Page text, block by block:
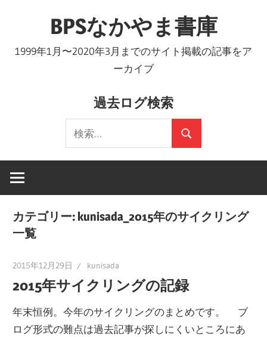
プ
BPSなかやま書庫
1999年1月〜2020年3月までのサイト掲載の記事をア
ーカイブ
過去ログ検索
索:
検
索
カテゴリー: kunisada_2015年のサイクリング
一覧
2015年12月29日 kunisada
2015年サイクリングの記録
年末恒例。今年のサイクリングのまとめです。 ブ
ログ形式の難点は過去記事が探しにくいところにあ